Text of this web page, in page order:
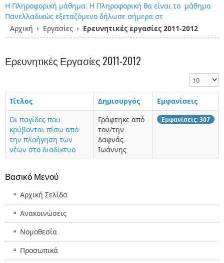
Πληροφορική μάθημα: Η Πληροφορική θα είναι το μάθημα
εξεταζόμενο δήλωσε σήμερα στ
Ώρες Υπολογισμού Pro
Αρχική Εργασίες Ερευνητικές εργασίες 2011-2012
Ερευνητικές Εργασίες 2011-2012
Εμφάνιση #
Τίτλος Δημιουργός
Εμφανίσεις
Οι παγίδες που
κρύβονται πίσω από
την πλοήγηση των
νέων στο διαδίκτυο
Γράφτηκε από
τον/την
Δαφνάς
Ιωάννης
Εμφανίσεις: 307
Βασικό Μενού
Αρχική Σελίδα
Ανακοινώσεις
Νομοθεσία
Προσωπικά